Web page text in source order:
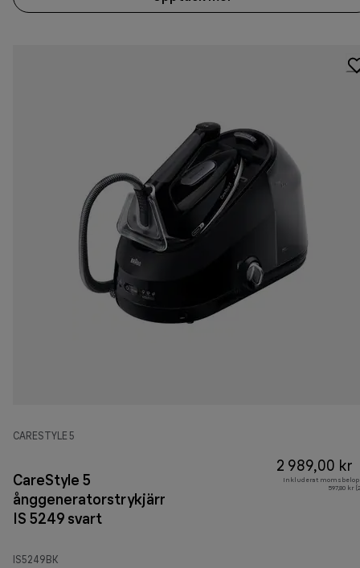
CARESTYLE 5
CareStyle 5
ånggeneratorstrykjärn
IS 5249 svart
IS5249BK
2 989,00 kr
Inkluderat
597,80 kr